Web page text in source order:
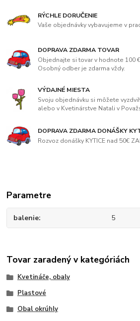
RÝCHLE DORUČENIE
Vaše objednávky vybavujeme v
DOPRAVA ZDARMA TOVAR
Objednajte si tovar v hodnote 100
Osobný odber je zdarma vždy.
VÝDAJNÉ MIESTA
Svoju objednávku si môžete
alebo v Kvetinárstve Natali v
DOPRAVA ZDARMA DONÁŠKY
Rozvoz donášky KYTICE nad 50€
Parametre
balenie 5
Tovar zaradený v kategóriách
Kvetináče, obaly
Plastové
Obal okrúhly